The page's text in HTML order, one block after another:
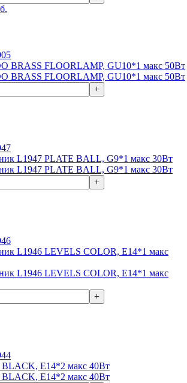
BRASS FLOORLAMP, GU10*1 макс 50Вт
BRASS FLOORLAMP, GU10*1 макс 50Вт
+
L1947 PLATE BALL, G9*1 макс 30Вт
L1947 PLATE BALL, G9*1 макс 30Вт
+
L1946 LEVELS COLOR, Е14*1 макс
L1946 LEVELS COLOR, Е14*1 макс
+
Е14*2 макс 40Вт
Е14*2 макс 40Вт